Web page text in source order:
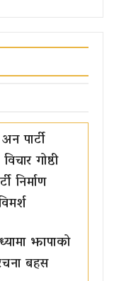
पार्टी
गोष्ठी
निर्माण
झापाको
बहस